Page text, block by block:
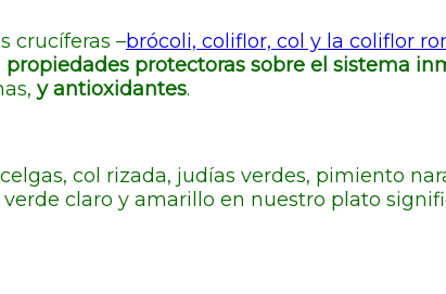
crucíferas –brócoli, coliflor, col y la coliflor
propiedades protectoras sobre el sistema
y antioxidantes.
col rizada, judías verdes, pimiento
claro y amarillo en nuestro plato